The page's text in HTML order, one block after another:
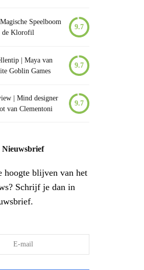
Speelboom
de Klorofil
9.7
| Maya van
Goblin Games
9.7
| Mind designer
van Clementoni
9.7
Nieuwsbrief
hoogte blijven van het
Schrijf je dan in